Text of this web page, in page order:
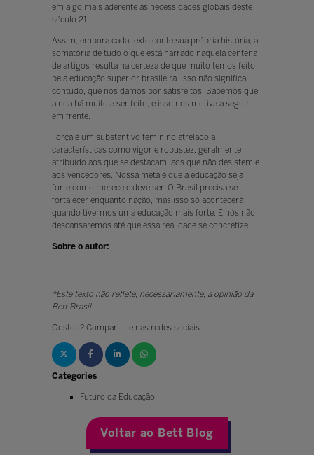
em algo mais aderente às necessidades globais deste
século 21.
Assim, embora cada texto conte sua própria história, a
somatória de tudo o que está narrado naquela centena
de artigos resulta na certeza de que muito temos feito
pela educação superior brasileira. Isso não significa,
contudo, que nos damos por satisfeitos. Sabemos que
ainda há muito a ser feito, e isso nos motiva a seguir
em frente.
Força é um substantivo feminino atrelado a
características como vigor e robustez, geralmente
atribuído aos que se destacam, aos que não desistem e
aos vencedores. Nossa meta é que a educação seja
forte como merece e deve ser. O Brasil precisa se
fortalecer enquanto nação, mas isso só acontecerá
quando tivermos uma educação mais forte. E nós não
descansaremos até que essa realidade se concretize.
Sobre o autor:
*Este texto não reflete, necessariamente, a opinião da
Bett Brasil.
Gostou? Compartilhe nas redes sociais:
Categories
Futuro da Educação
Voltar ao Bett Blog